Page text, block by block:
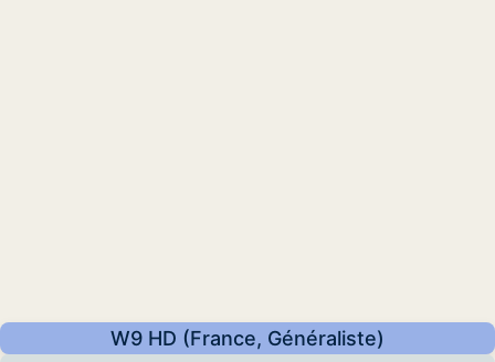
W9 HD (France, Généraliste)